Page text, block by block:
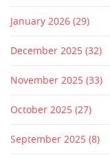
January 2026 (29)
December 2025 (32)
November 2025 (33)
October 2025 (27)
September 2025 (8)